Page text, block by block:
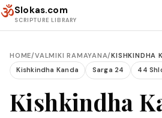
ॐSlokas.com
SCRIPTURE LIBRARY
HOME/VALMIKI RAMAYANA/KISHKINDHA
Kishkindha Kanda
Sarga 24 44
Kishkindha